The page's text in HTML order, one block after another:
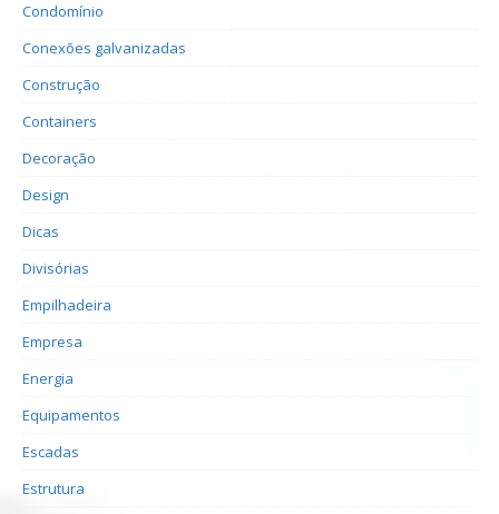
Condomínio
Conexões galvanizadas
Construção
Containers
Decoração
Design
Dicas
Divisórias
Empilhadeira
Empresa
Energia
Equipamentos
Escadas
Estrutura